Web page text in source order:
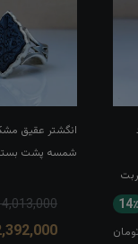
14٪
تومان
انگشتر عقیق
شمسه پشت